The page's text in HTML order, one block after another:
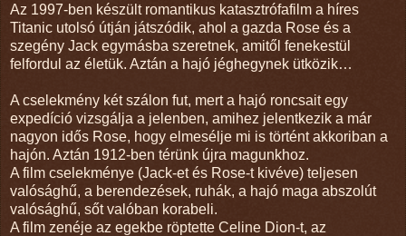
Az 1997-ben készült romantikus katasztrófafilm a híres
Titanic utolsó útján játszódik, ahol a gazda Rose és a
szegény Jack egymásba szeretnek, amitől fenekestül
felfordul az életük. Aztán a hajó jéghegynek ütközik…
A cselekmény két szálon fut, mert a hajó roncsait egy
expedíció vizsgálja a jelenben, amihez jelentkezik a már
nagyon idős Rose, hogy elmesélje mi is történt akkoriban a
hajón. Aztán 1912-ben térünk újra magunkhoz.
A film cselekménye (Jack-et és Rose-t kivéve) teljesen
valósághű, a berendezések, ruhák, a hajó maga abszolút
valósághű, sőt valóban korabeli.
A film zenéje az egekbe röptette Celine Dion-t, az